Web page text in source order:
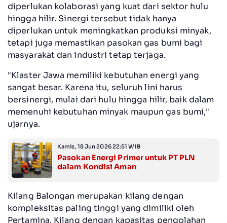
diperlukan kolaborasi yang kuat dari sektor hulu
hingga hilir. Sinergi tersebut tidak hanya
diperlukan untuk meningkatkan produksi minyak,
tetapi juga memastikan pasokan gas bumi bagi
masyarakat dan industri tetap terjaga.
"Klaster Jawa memiliki kebutuhan energi yang
sangat besar. Karena itu, seluruh lini harus
bersinergi, mulai dari hulu hingga hilir, baik dalam
memenuhi kebutuhan minyak maupun gas bumi,"
ujarnya.
Kamis, 18 Jun 2026 22:51 WIB
Pasokan Energi Primer untuk PT PLN
dalam Kondisi Aman
Kilang Balongan merupakan kilang dengan
kompleksitas paling tinggi yang dimiliki oleh
Pertamina. Kilang dengan kapasitas pengolahan